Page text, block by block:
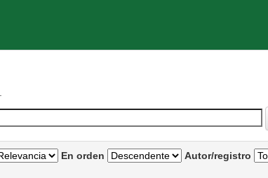
En orden Autor/registro